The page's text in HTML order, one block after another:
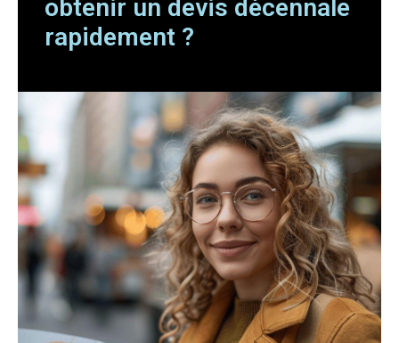
obtenir un devis décennale
rapidement ?